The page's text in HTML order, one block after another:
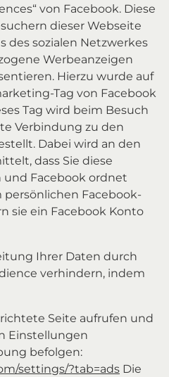
von Facebook. Diese
dieser Webseite
des sozialen Netzwerkes
Werbeanzeigen
Hierzu wurde auf
Tag von Facebook
Tag wird beim Besuch
Verbindung zu den
Dabei wird an den
dass Sie diese
Facebook ordnet
Facebook-
sie ein Facebook Konto
Ihrer Daten durch
verhindern, indem
Seite aufrufen und
Einstellungen
befolgen:
settings/?tab=ads Die